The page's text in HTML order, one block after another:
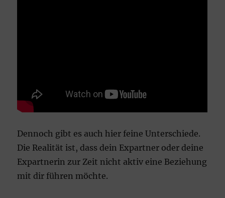
Dennoch gibt es auch hier feine Unterschiede.
Die Realität ist, dass dein Expartner oder deine
Expartnerin zur Zeit nicht aktiv eine Beziehung
mit dir führen möchte.